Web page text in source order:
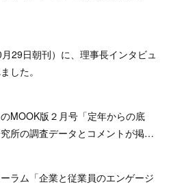
29日朝刊）に、理事長インタビュ
した。
MOOK版２月号「定年からの底
所の調査データとコメントが掲…
ラム「企業と従業員のエンゲージ